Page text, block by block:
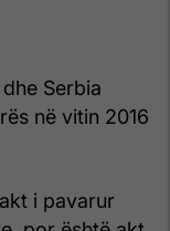
Serbia
në vitin 2016
i pavarur